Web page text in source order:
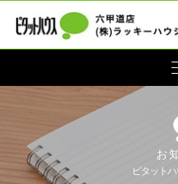
お
ピタット